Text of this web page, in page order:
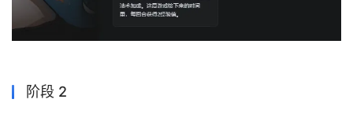
阶段 2